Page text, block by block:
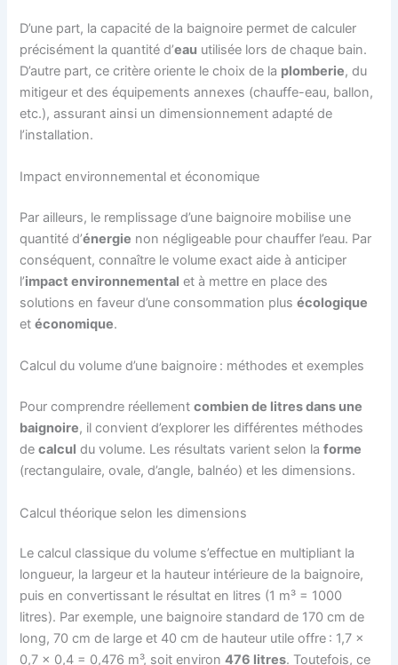
D’une part, la capacité de la baignoire permet de calculer
précisément la quantité d’eau utilisée lors de chaque bain.
D’autre part, ce critère oriente le choix de la plomberie, du
mitigeur et des équipements annexes (chauffe-eau, ballon,
etc.), assurant ainsi un dimensionnement adapté de
l’installation.
Impact environnemental et économique
Par ailleurs, le remplissage d’une baignoire mobilise une
quantité d’énergie non négligeable pour chauffer l’eau. Par
conséquent, connaître le volume exact aide à anticiper
l’impact environnemental et à mettre en place des
solutions en faveur d’une consommation plusécologique
etéconomique.
Calcul du volume d’une baignoire : méthodes et exemples
Pour comprendre réellementcombien de litres dans une
baignoire, il convient d’explorer les différentes méthodes
decalcul du volume. Les résultats varient selon laforme
(rectangulaire, ovale, d’angle, balnéo) et les dimensions.
Calcul théorique selon les dimensions
Le calcul classique du volume s’effectue en multipliant la
longueur, la largeur et la hauteur intérieure de la baignoire,
puis en convertissant le résultat en litres (1 m³ = 1000
litres). Par exemple, une baignoire standard de 170 cm de
long, 70 cm de large et 40 cm de hauteur utile offre : 1,7 x
0,7 x 0,4 = 0,476 m³, soit environ476 litres. Toutefois, ce